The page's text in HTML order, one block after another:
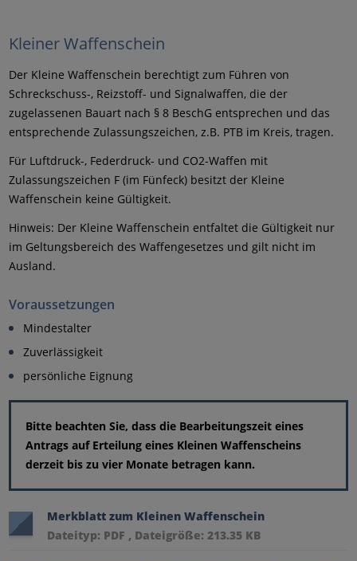
Kleiner Waffenschein
Der Kleine Waffenschein berechtigt zum Führen von
Schreckschuss-, Reizstoff- und Signalwaffen, die der
zugelassenen Bauart nach § 8 BeschG entsprechen und das
entsprechende Zulassungszeichen, z.B. PTB im Kreis, tragen.
Für Luftdruck-, Federdruck- und CO2-Waffen mit
Zulassungszeichen F (im Fünfeck) besitzt der Kleine
Waffenschein keine Gültigkeit.
Hinweis: Der Kleine Waffenschein entfaltet die Gültigkeit nur
im Geltungsbereich des Waffengesetzes und gilt nicht im
Ausland.
Voraussetzungen
Mindestalter
Zuverlässigkeit
persönliche Eignung
Bitte beachten Sie, dass die Bearbeitungszeit eines
Antrags auf Erteilung eines Kleinen Waffenscheins
derzeit bis zu vier Monate betragen kann.
Merkblatt zum Kleinen Waffenschein
Dateityp: PDF , Dateigröße: 213.35 KB